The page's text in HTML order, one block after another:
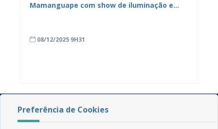
Mamanguape com show de iluminação e
08/12/2025 9H31
Preferência de Cookies